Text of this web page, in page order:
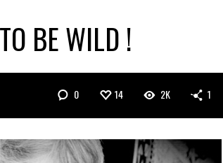
BE WILD !
0 14 2K 1